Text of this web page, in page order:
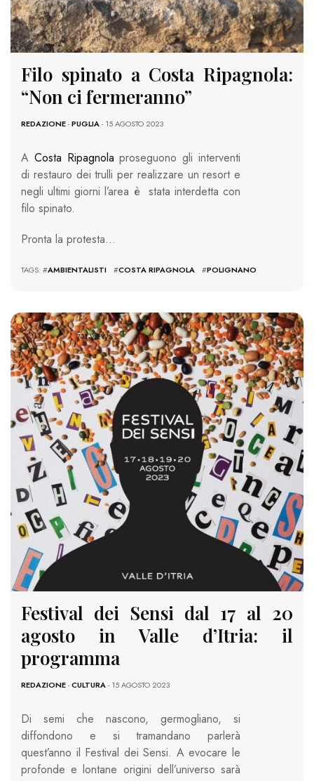
Filo spinato a Costa Ripagnola:
“Non ci fermeranno”
REDAZIONE-PUGLIA- 15 AGOSTO 2023
A Costa Ripagnola proseguono gli interventi
di restauro dei trulli per realizzare un resort e
negli ultimi giorni l’area è stata interdetta con
filo spinato.
Pronta la protesta…
TAGS: #AMBIENTALISTI #COSTA RIPAGNOLA #POLIGNANO
711 VIEWS
Festival dei Sensi dal 17 al 20
agosto in Valle d’Itria: il
programma
REDAZIONE-CULTURA- 15 AGOSTO 2023
Di semi che nascono, germogliano, si
diffondono e si tramandano parlerà
quest’anno il Festival dei Sensi. A evocare le
profonde e lontane origini dell’universo sarà